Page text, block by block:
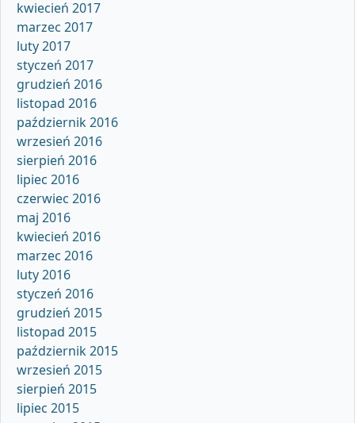
kwiecień 2017
marzec 2017
luty 2017
styczeń 2017
grudzień 2016
listopad 2016
październik 2016
wrzesień 2016
sierpień 2016
lipiec 2016
czerwiec 2016
maj 2016
kwiecień 2016
marzec 2016
luty 2016
styczeń 2016
grudzień 2015
listopad 2015
październik 2015
wrzesień 2015
sierpień 2015
lipiec 2015